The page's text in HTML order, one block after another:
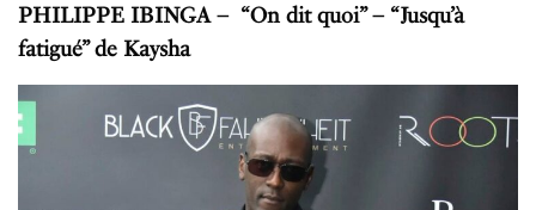
PHILIPPE IBINGA – “On dit quoi” – “Jusqu’à
fatigué” de Kaysha